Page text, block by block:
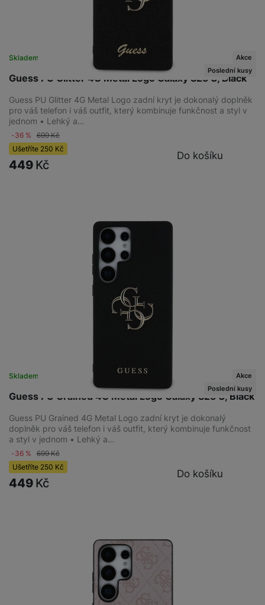
Guess PU Glitter 4G Metal Logo Galaxy S25 U, Black
Skladem na prodejně na 1 prodejně
Akce
Poslední kusy
Guess PU Glitter 4G Metal Logo zadní kryt je dokonalý doplněk
pro váš telefon i váš outfit, který kombinuje funkčnost a styl v
jednom • Lehký a…
-36 % 699Kč
Ušetříte 250 Kč
449 Kč
Do košíku
Guess PU Grained 4G Metal Logo Galaxy S25 U, Black
Skladem na prodejně na 1 prodejně
Akce
Poslední kusy
Guess PU Grained 4G Metal Logo zadní kryt je dokonalý
doplněk pro váš telefon i váš outfit, který kombinuje funkčnost
a styl v jednom • Lehký a…
-36 % 699Kč
Ušetříte 250 Kč
449 Kč
Do košíku